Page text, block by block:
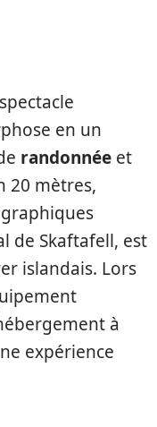
en un
randonnée et
20 mètres,
de Skaftafell, est
islandais. Lors
à
expérience